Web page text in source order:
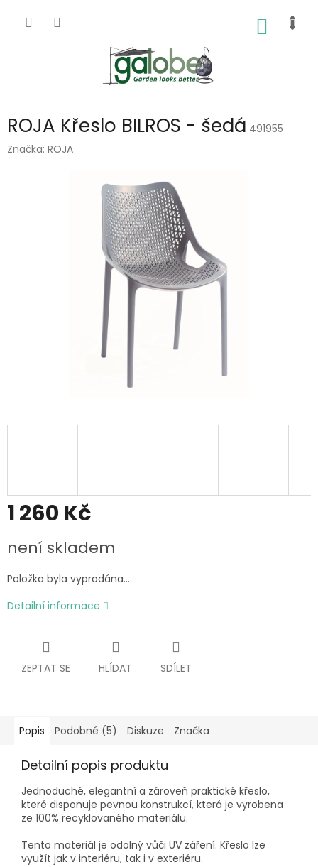
ROJA Křeslo BILROS - šedá 491955
Značka: ROJA
1 260 Kč
cena:
není skladem
Položka byla vyprodána…
Detailní informace
ZEPTAT SE HLÍDAT SDÍLET
Popis Podobné (5) Diskuze Značka
Detailní popis produktu
Jednoduché, elegantní a zároveň praktické křeslo,
které disponuje pevnou konstrukcí, která je vyrobena
ze 100% recyklovaného materiálu.
Tento materiál je odolný vůči UV záření. Křeslo lze
využít jak v interiéru, tak i v exteriéru.